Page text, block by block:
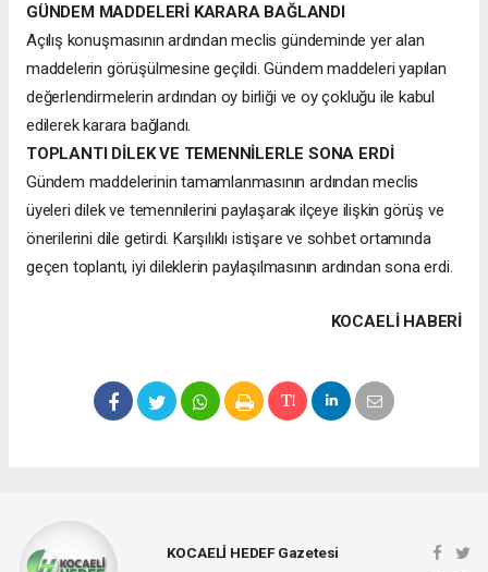
GÜNDEM MADDELERİ KARARA BAĞLANDI
Açılış konuşmasının ardından meclis gündeminde yer alan
maddelerin görüşülmesine geçildi. Gündem maddeleri yapılan
değerlendirmelerin ardından oy birliği ve oy çokluğu ile kabul
edilerek karara bağlandı.
TOPLANTI DİLEK VE TEMENNİLERLE SONA ERDİ
Gündem maddelerinin tamamlanmasının ardından meclis
üyeleri dilek ve temennilerini paylaşarak ilçeye ilişkin görüş ve
önerilerini dile getirdi. Karşılıklı istişare ve sohbet ortamında
geçen toplantı, iyi dileklerin paylaşılmasının ardından sona erdi.
KOCAELI HABERİ
KOCAELİ HEDEF Gazetesi